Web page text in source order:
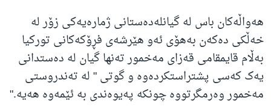
هەواڵەکان باس لە گیانلەدەستانی ژمارەیەکی زۆر لە
خەڵکی دەکەن بەهۆی ئەو هێرشەی فڕۆکەکانی تورکیا
بەڵام قایمقامی قەزای مەخمور تەنها گیان لە دەستدانی
یەک کەسی پشتراستکردەوە و گوتی " لە تەندروستی
مەخمور وەرمگرتووە چونکە پەیوەندی بە ئێمەوە هەیە."